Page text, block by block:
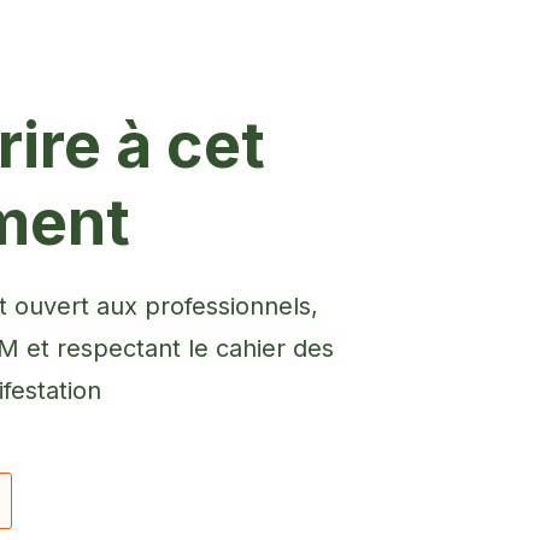
à cet
ouvert aux professionnels,
et respectant le cahier des